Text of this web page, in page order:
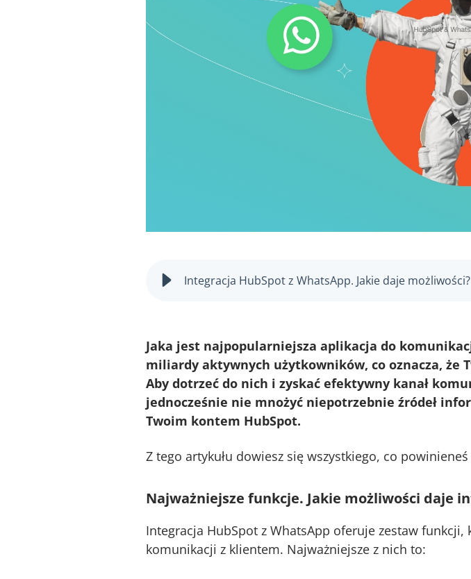
Integracja HubSpot z WhatsApp. Jakie daje możliwości?
Jaka jest najpopularniejsza aplikacja do
miliardy aktywnych użytkowników, co oznacza, że
Aby dotrzeć do nich i zyskać efektywny kanał
jednocześnie nie mnożyć niepotrzebnie źródeł
Twoim kontem HubSpot.
Z tego artykułu dowiesz się wszystkiego, co
Najważniejsze funkcje. Jakie możliwości daje
Integracja HubSpot z WhatsApp oferuje zestaw
komunikacji z klientem. Najważniejsze z nich to: